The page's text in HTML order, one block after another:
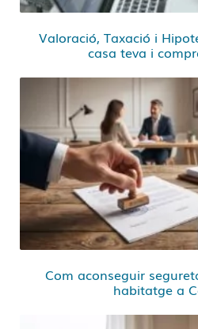
Valoració, Taxació i
casa teva i
Com aconseguir
habitatge a